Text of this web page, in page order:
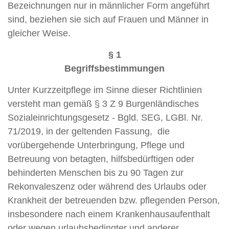
Bezeichnungen nur in männlicher Form angeführt
sind, beziehen sie sich auf Frauen und Männer in
gleicher Weise.
§ 1
Begriffsbestimmungen
Unter Kurzzeitpflege im Sinne dieser Richtlinien
versteht man gemäß § 3 Z 9 Burgenländisches
Sozialeinrichtungsgesetz - Bgld. SEG, LGBl. Nr.
71/2019, in der geltenden Fassung, die
vorübergehende Unterbringung, Pflege und
Betreuung von betagten, hilfsbedürftigen oder
behinderten Menschen bis zu 90 Tagen zur
Rekonvaleszenz oder während des Urlaubs oder
Krankheit der betreuenden bzw. pflegenden Person,
insbesondere nach einem Krankenhausaufenthalt